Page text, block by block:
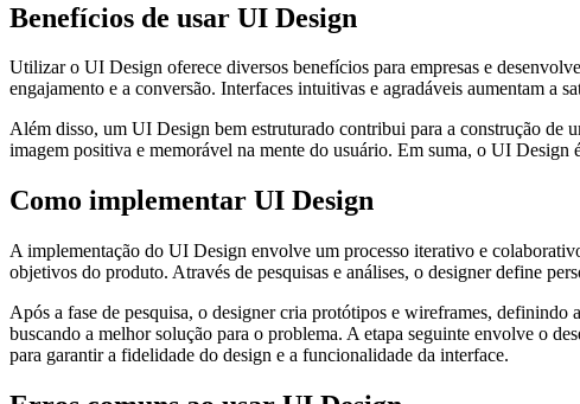
Benefícios de usar UI Design
Utilizar o UI Design oferece diversos benefícios para empresas e
engajamento e a conversão. Interfaces intuitivas e agradáveis aumentam a
Além disso, um UI Design bem estruturado contribui para a construção de
imagem positiva e memorável na mente do usuário. Em suma, o UI Design
Como implementar UI Design
A implementação do UI Design envolve um processo iterativo e
objetivos do produto. Através de pesquisas e análises, o designer define
Após a fase de pesquisa, o designer cria protótipos e wireframes, definindo
buscando a melhor solução para o problema. A etapa seguinte envolve o
para garantir a fidelidade do design e a funcionalidade da interface.